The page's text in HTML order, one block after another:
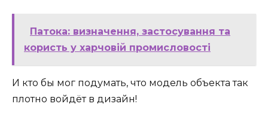
Патока: визначення, застосування та
користь у харчовій промисловості
И кто бы мог подумать, что модель объекта так
плотно войдёт в дизайн!